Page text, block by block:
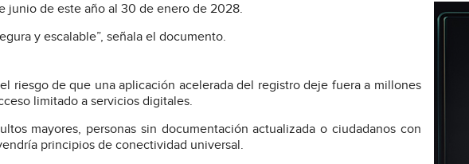
junio de este año al 30 de enero de 2028.
y escalable”, señala el documento.
riesgo de que una aplicación acelerada del registro deje fuera a millones
limitado a servicios digitales.
mayores, personas sin documentación actualizada o ciudadanos con
principios de conectividad universal.